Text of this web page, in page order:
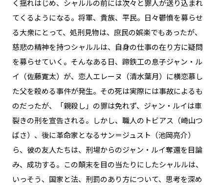
く揺れはじめ、シャルルの前には次々と罪人が送り込まれ
てくるようになる。将軍、貴族、平民。日々鬱憤を募らせ
る大衆にとって、処刑見物は、庶民の娯楽でもあったが、
慈悲の精神を持つシャルルは、自身の仕事の在り方に疑問
を募らせていく。そんなある日、蹄鉄工の息子ジャン・ル
イ（佐藤寛太）が、恋人エレーヌ（清水葉月）に横恋慕し
た父を殺める事件が発生。その死は実際には事故によるも
のだったが、「親殺し」の罪は免れず、ジャン・ルイは車
裂きの刑を宣告される。しかし、職人のトビアス（崎山つ
ばさ）、後に革命家となるサン＝ジュスト（池岡亮介）
ら、彼の友人たちは、刑場からのジャン・ルイ奪還を目論
み、成功する。この顛末を目の当たりにしたシャルルは、
いっそう、国家と法、刑罰のあり方について、思考を深め